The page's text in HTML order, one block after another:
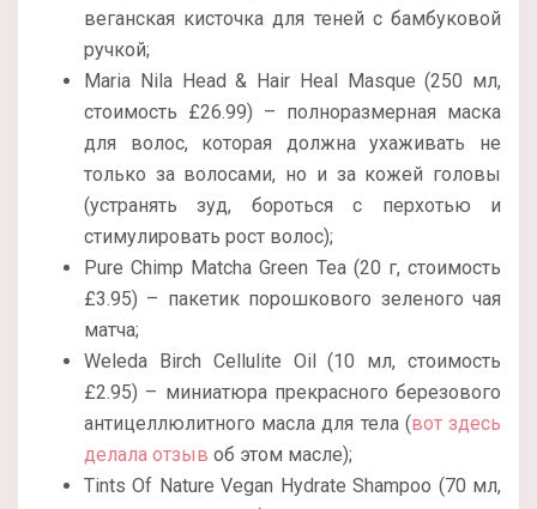
веганская кисточка для теней с бамбуковой
ручкой;
Maria Nila Head & Hair Heal Masque (250 мл,
стоимость £26.99) – полноразмерная маска
для волос, которая должна ухаживать не
только за волосами, но и за кожей головы
(устранять зуд, бороться с перхотью и
стимулировать рост волос);
Pure Chimp Matcha Green Tea (20 г, стоимость
£3.95) – пакетик порошкового зеленого чая
матча;
Weleda Birch Cellulite Oil (10 мл, стоимость
£2.95) – миниатюра прекрасного березового
антицеллюлитного масла для тела (вот здесь
делала отзыв об этом масле);
Tints Of Nature Vegan Hydrate Shampoo (70 мл,